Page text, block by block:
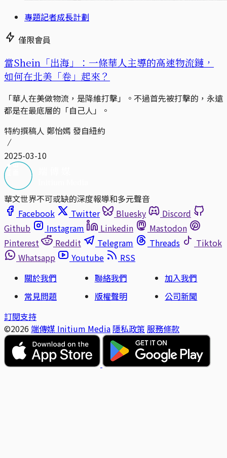
專題記者成長計劃
僅限會員
當Shein「出海」：一條華人主導的高速物流鏈，
如何在北美「卷」起來？
「華人在美做物流，是降維打擊」。不過首先被打擊的，永遠
都是在最底層的「自己人」。
特約撰稿人 鄭怡嫣 發自紐約
2025-03-10
華文世界不可或缺的深度報導和多元聲音
Facebook
Twitter Bluesky
Discord
Github
Instagram Linkedin
Mastodon
Pinterest
Reddit Telegram Threads
Tiktok
Whatsapp
Youtube
RSS
關於我們
聯絡我們
加入我們
常見問題
版權聲明
公司新聞
訂閱支持
©2026 端傳媒 Initium Media 隱私政策 服務條款